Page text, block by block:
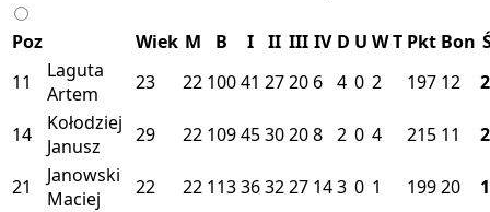
Poz Wiek M B I II III IV D U WT Pkt Bon
11
Laguta
Artem
23 22 10041 2720 6 4 0 2 197 12
14
Kołodziej
Janusz
29 22 1094530208 2 0 4 215 11
21
Janowski
Maciej
22 22 113363227 143 0 1 19920